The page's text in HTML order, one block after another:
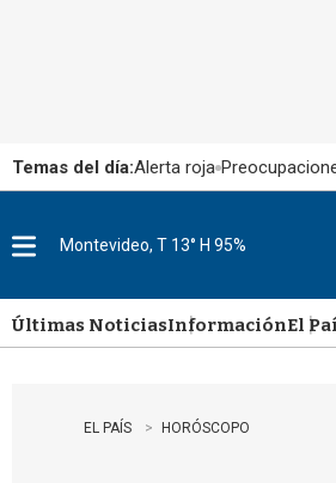
Temas del día:Alerta roja
u
Montevideo, T 13° H 95%
Últimas NoticiasInformaciónEl
EL PAÍS HORÓSCOPO